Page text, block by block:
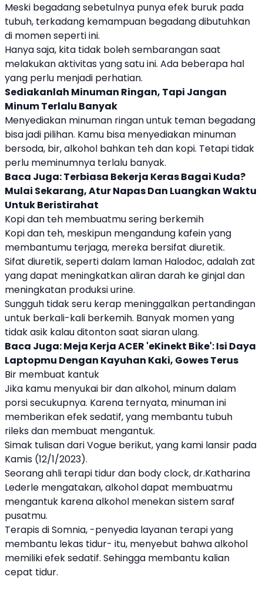
Meski begadangsebetulnya punya efek buruk pada
tubuh, terkadang kemampuan begadangdibutuhkan
di momen seperti ini.
Hanya saja, kita tidak boleh sembarangan saat
melakukan aktivitas yang satu ini. Ada beberapa hal
yang perlu menjadi perhatian.
Sediakanlah Minuman Ringan, Tapi Jangan
Minum Terlalu Banyak
Menyediakan minuman ringan untuk teman begadang
bisa jadi pilihan. Kamu bisa menyediakan minuman
bersoda, bir, alkohol bahkan teh dan kopi. Tetapi tidak
perlu meminumnya terlalu banyak.
Baca Juga:Terbiasa Bekerja Keras Bagai Kuda?
Mulai Sekarang, Atur Napas Dan Luangkan Waktu
Untuk Beristirahat
Kopi dan teh membuatmu sering berkemih
Kopi dan teh, meskipun mengandung kafein yang
membantumu terjaga, mereka bersifat diuretik.
Sifat diuretik, seperti dalam laman Halodoc, adalah zat
yang dapat meningkatkan aliran darah ke ginjal dan
meningkatan produksi urine.
Sungguh tidak seru kerap meninggalkan pertandingan
untuk berkali-kali berkemih. Banyak momen yang
tidak asik kalau ditonton saat siaran ulang.
Baca Juga:Meja Kerja ACER 'eKinekt Bike': Isi Daya
Laptopmu Dengan Kayuhan Kaki, Gowes Terus
Bir membuat kantuk
Jika kamu menyukai bir dan alkohol, minum dalam
porsi secukupnya. Karena ternyata, minuman ini
memberikan efek sedatif, yang membantu tubuh
rileks dan membuat mengantuk.
Simak tulisan dari Vogue berikut, yang kami lansir pada
Kamis (12/1/2023).
Seorang ahli terapi tidur dan body clock, dr.Katharina
Lederle mengatakan, alkohol dapat membuatmu
mengantuk karena alkohol menekan sistem saraf
pusatmu.
Terapis di Somnia, -penyedia layanan terapi yang
membantu lekas tidur- itu, menyebut bahwa alkohol
memiliki efek sedatif. Sehingga membantu kalian
cepat tidur.